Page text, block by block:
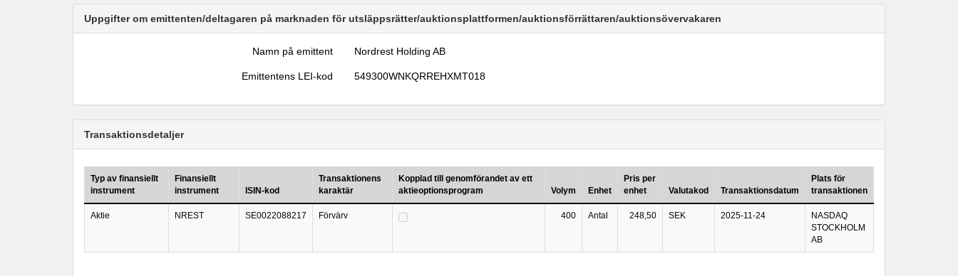
Uppgifter om emittenten/deltagaren på marknaden för utsläppsrätter/auktionsplattformen/auktionsförrättaren/auktionsövervakaren
Namn på emittent Nordrest Holding AB
Emittentens LEI-kod 549300WNKQRREHXMT018
Transaktionsdetaljer
Typ av finansiellt
instrument
Finansiellt
instrument
ISIN-kod
Transaktionens
karaktär
Kopplad till genomförandet av ett
aktieoptionsprogram
Volym Enhet
Pris per
enhet
Valutakod Transaktionsdatum
Plats för
transaktionen
Aktie NREST SE0022088217 Förvärv 400 Antal 248,50 SEK 2025-11-24
NASDAQ
STOCKHOLM
AB